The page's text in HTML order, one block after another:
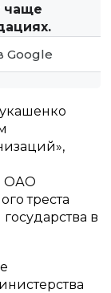
чаще
Google
ОАО
треста
в